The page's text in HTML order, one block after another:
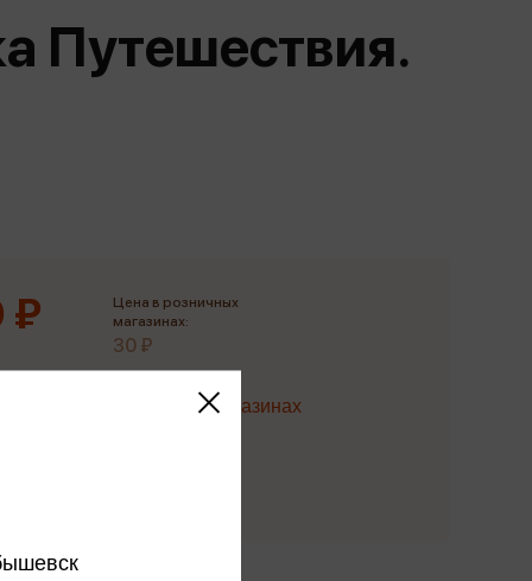
Пакеты
Путешествия.
₽
Цена в розничных
магазинах:
30 ₽
Наличие в магазинах